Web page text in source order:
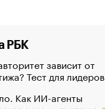
РБК
зависит от
Тест для лидеров
Как ИИ-агенты